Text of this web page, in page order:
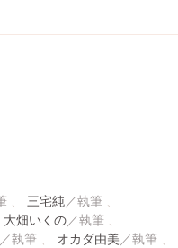
三宅純
大畑いくの
オカダ由美